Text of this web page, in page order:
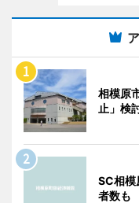
相模原
止」検
SC相
者数も